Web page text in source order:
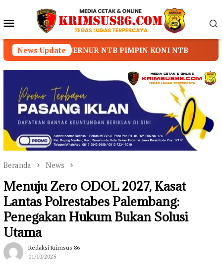
konten Menu
Mobile
News Update
NTB PIMPIN KONI NTB Prof. Dr. Sutan
Beranda News
Menuju Zero ODOL 2027, Kasat
Lantas Polrestabes Palembang:
Penegakan Hukum Bukan Solusi
Utama
Redaksi Krimsus 86
01/10/2025